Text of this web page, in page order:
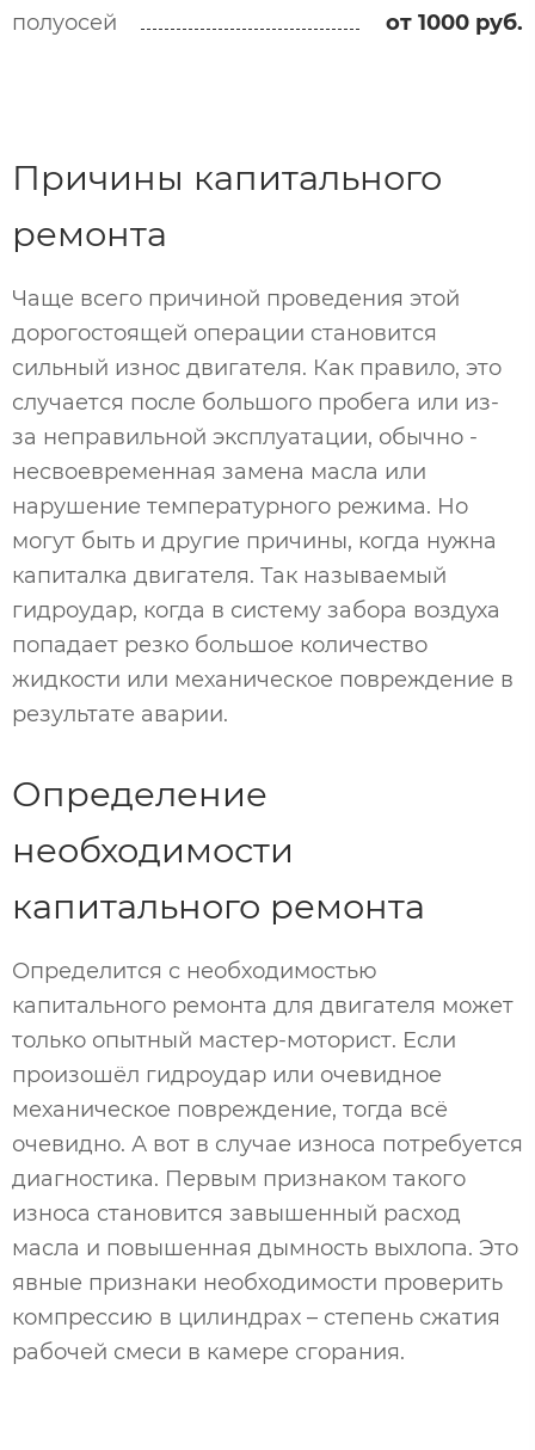
полуосей
от 1000 руб.
Причины капитального
ремонта
Чаще всего причиной проведения этой
дорогостоящей операции становится
сильный износ двигателя. Как правило, это
случается после большого пробега или из-
за неправильной эксплуатации, обычно -
несвоевременная замена масла или
нарушение температурного режима. Но
могут быть и другие причины, когда нужна
капиталка двигателя. Так называемый
гидроудар, когда в систему забора воздуха
попадает резко большое количество
жидкости или механическое повреждение в
результате аварии.
Определение
необходимости
капитального ремонта
Определится с необходимостью
капитального ремонта для двигателя может
только опытный мастер-моторист. Если
произошёл гидроудар или очевидное
механическое повреждение, тогда всё
очевидно. А вот в случае износа потребуется
диагностика. Первым признаком такого
износа становится завышенный расход
масла и повышенная дымность выхлопа. Это
явные признаки необходимости проверить
компрессию в цилиндрах – степень сжатия
рабочей смеси в камере сгорания.